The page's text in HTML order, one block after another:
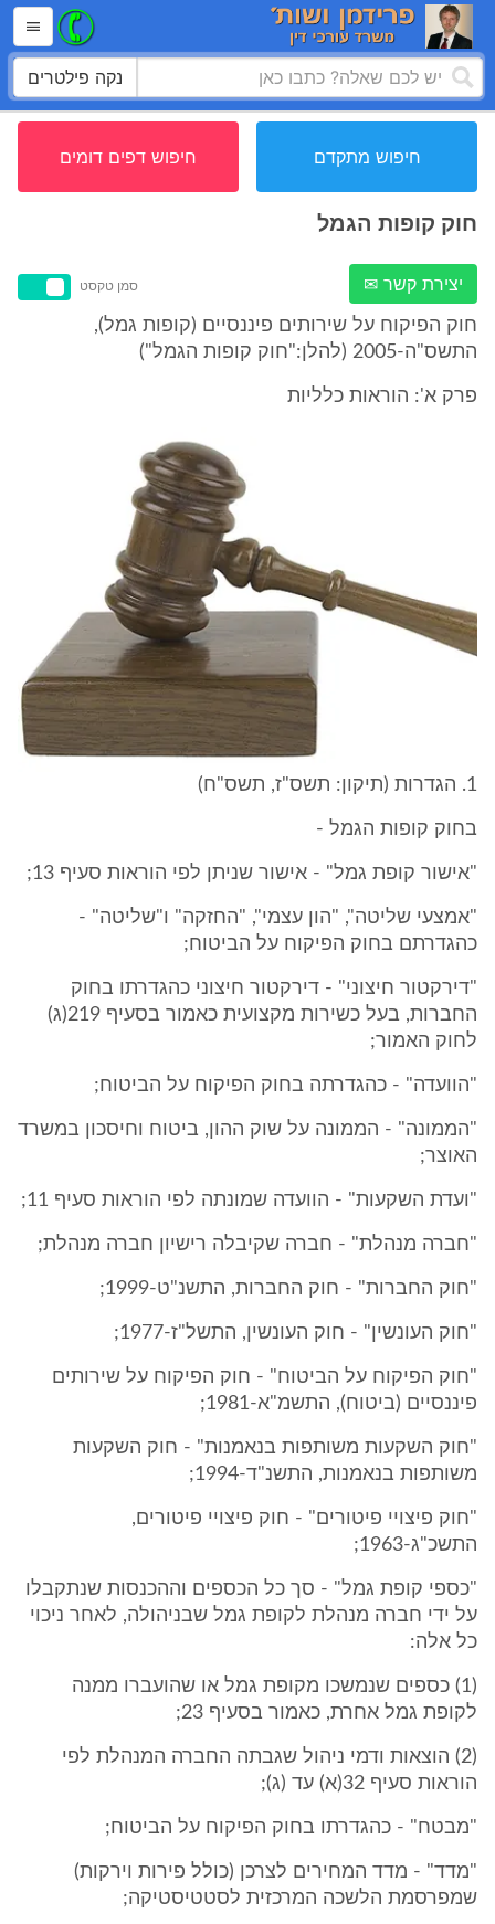
נקה פילטרים
חיפוש מתקדם חיפוש דפים דומים
חוק קופות הגמל
יצירת קשר ✉ סמן טקסט
חוק הפיקוח על שירותים פיננסיים (קופות גמל),
התשס"ה-2005 (להלן:"חוק קופות הגמל")
פרק א': הוראות כלליות
1. הגדרות (תיקון: תשס"ז, תשס"ח)
בחוק קופות הגמל -
"אישור קופת גמל" - אישור שניתן לפי הוראות סעיף 13;
"אמצעי שליטה", "הון עצמי", "החזקה" ו"שליטה" -
כהגדרתם בחוק הפיקוח על הביטוח;
"דירקטור חיצוני" - דירקטור חיצוני כהגדרתו בחוק
החברות, בעל כשירות מקצועית כאמור בסעיף 219(ג)
לחוק האמור;
"הוועדה" - כהגדרתה בחוק הפיקוח על הביטוח;
"הממונה" - הממונה על שוק ההון, ביטוח וחיסכון במשרד
האוצר;
"ועדת השקעות" - הוועדה שמונתה לפי הוראות סעיף 11;
"חברה מנהלת" - חברה שקיבלה רישיון חברה מנהלת;
"חוק החברות" - חוק החברות, התשנ"ט-1999;
"חוק העונשין" - חוק העונשין, התשל"ז-1977;
"חוק הפיקוח על הביטוח" - חוק הפיקוח על שירותים
פיננסיים (ביטוח), התשמ"א-1981;
"חוק השקעות משותפות בנאמנות" - חוק השקעות
משותפות בנאמנות, התשנ"ד-1994;
"חוק פיצויי פיטורים" - חוק פיצויי פיטורים,
התשכ"ג-1963;
"כספי קופת גמל" - סך כל הכספים וההכנסות שנתקבלו
על ידי חברה מנהלת לקופת גמל שבניהולה, לאחר ניכוי
כל אלה:
(1) כספים שנמשכו מקופת גמל או שהועברו ממנה
לקופת גמל אחרת, כאמור בסעיף 23;
(2) הוצאות ודמי ניהול שגבתה החברה המנהלת לפי
הוראות סעיף 32(א) עד (ג);
"מבטח" - כהגדרתו בחוק הפיקוח על הביטוח;
"מדד" - מדד המחירים לצרכן (כולל פירות וירקות)
שמפרסמת הלשכה המרכזית לסטטיסטיקה;